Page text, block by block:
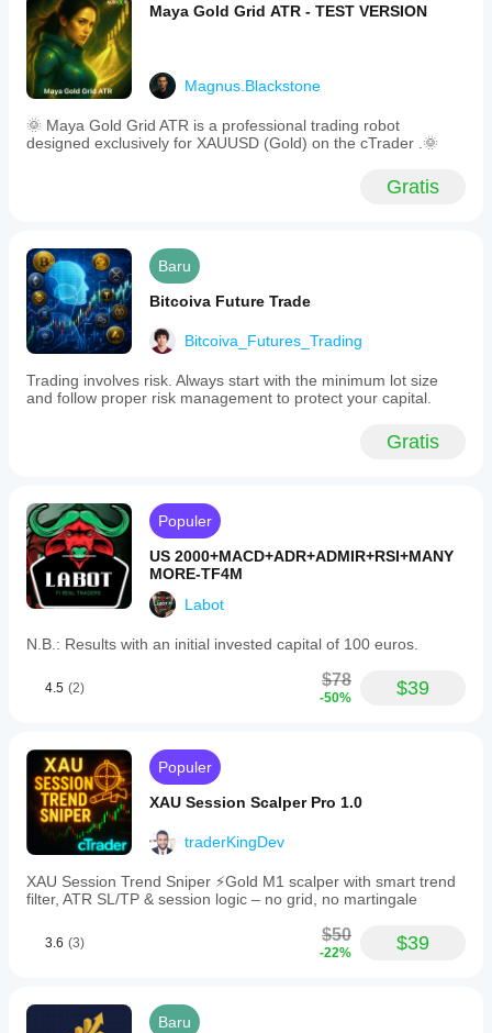
Maya Gold Grid ATR - TEST VERSION
Magnus.Blackstone
🌞 Maya Gold Grid ATR is a professional trading robot
designed exclusively for XAUUSD (Gold) on the cTrader .🌞
Gratis
Baru
Bitcoiva Future Trade
Bitcoiva_Futures_Trading
Trading involves risk. Always start with the minimum lot size
and follow proper risk management to protect your capital.
Gratis
Populer
US 2000+MACD+ADR+ADMIR+RSI+MANY
MORE-TF4M
Labot
N.B.: Results with an initial invested capital of 100 euros.
4.5 (2) $78
-50% $39
Populer
XAU Session Scalper Pro 1.0
traderKingDev
XAU Session Trend Sniper ⚡️Gold M1 scalper with smart trend
filter, ATR SL/TP & session logic – no grid, no martingale
3.6 (3) $50
-22% $39
Baru